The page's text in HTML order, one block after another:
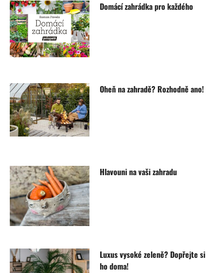
Domácí zahrádka pro každého
Oheň na zahradě? Rozhodně ano!
Hlavouni na vaši zahradu
Luxus vysoké zeleně? Dopřejte si
ho doma!